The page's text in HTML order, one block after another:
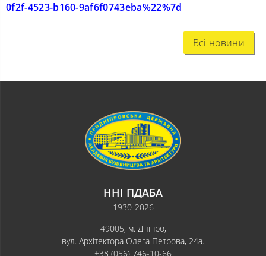
0f2f-4523-b160-9af6f0743eba%22%7d
Всі новини
ННІ ПДАБА
1930-2026
49005, м. Дніпро,
вул. Архітектора Олега Петрова, 24а.
+38 (056) 746-10-66